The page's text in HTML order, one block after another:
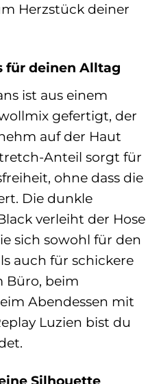
Herzstück deiner
für deinen Alltag
ist aus einem
gefertigt, der
auf der Haut
Anteil sorgt für
ohne dass die
Die dunkle
verleiht der Hose
sich sowohl für den
auch für schickere
Büro, beim
Abendessen mit
Luzien bist du
Silhouette